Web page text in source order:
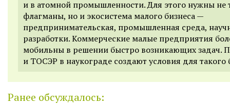
и в атомной промышленности. Для этого нужны не
флагманы, но и экосистема малого бизнеса —
предпринимательская, промышленная среда,
разработки. Коммерческие малые предприятия
мобильны в решении быстро возникающих задач.
и ТОСЭР в наукограде создают условия для такого
Ранее обсуждалось: